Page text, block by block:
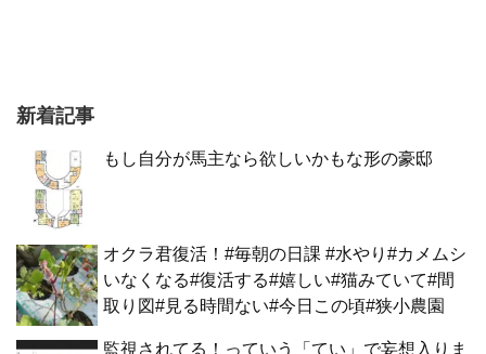
新着記事
もし自分が馬主なら欲しいかもな形の豪邸
オクラ君復活！#毎朝の日課 #水やり#カメムシ
いなくなる#復活する#嬉しい#猫みていて#間
取り図#見る時間ない#今日この頃#狭小農園
監視されてる！っていう「てい」で妄想入りま